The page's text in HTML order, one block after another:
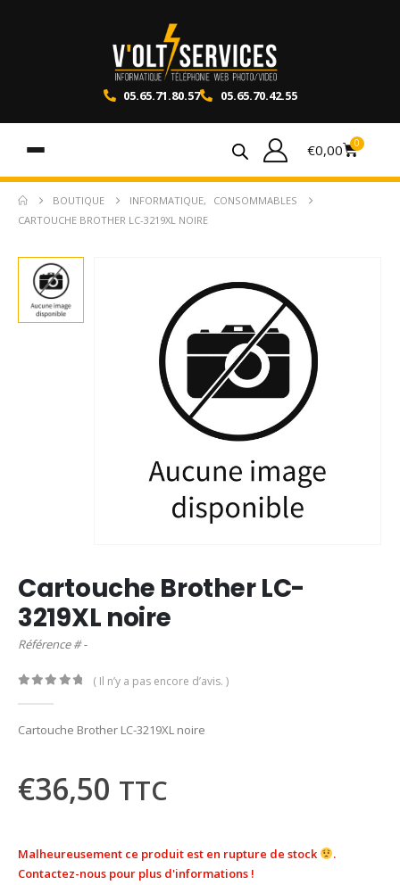
05.65.71.80.57 05.65.70.42.55
€0,00 0
BOUTIQUE INFORMATIQUE,
CONSOMMABLES
CARTOUCHE BROTHER LC-3219XL NOIRE
Cartouche Brother LC-
3219XL noire
Référence # -
( Il n’y a pas encore d’avis. )
Cartouche Brother LC-3219XL noire
€36,50 TTC
Malheureusement ce produit est en rupture de stock
.
Contactez-nous pour plus d'informations !